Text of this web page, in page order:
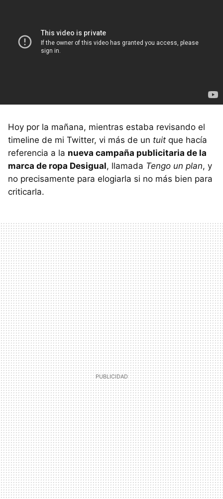
Hoy por la mañana, mientras estaba revisando el
timeline de mi Twitter, vi más de un tuit que hacía
referencia a la nueva campaña publicitaria de la
marca de ropa Desigual, llamada Tengo un plan, y
no precisamente para elogiarla si no más bien para
criticarla.